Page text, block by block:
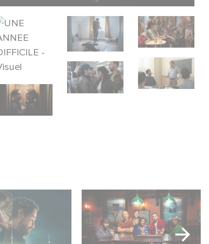
N.º 1 en el
de series
When Broken Hearts Want
Revenge: Welcome to The
Revenge Club